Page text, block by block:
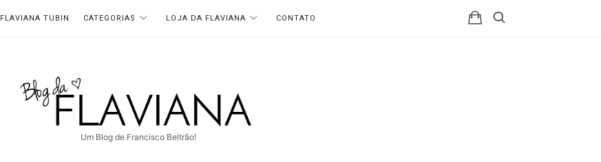
FLAVIANA TUBIN CATEGORIAS LOJA DA FLAVIANA CONTATO
Blog
da
Um Blog de Francisco Beltrão!